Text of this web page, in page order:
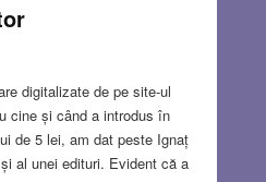
digitalizate de pe site-ul
cine și când a introdus în
de 5 lei, am dat peste Ignaț
al unei edituri. Evident că a